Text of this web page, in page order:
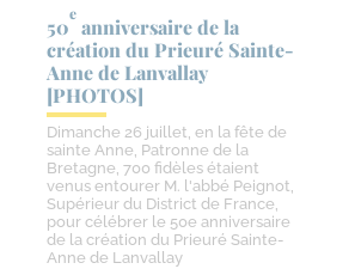
50
e
anniversaire de la
création du Prieuré Sainte-​
Anne de Lanvallay
[PHOTOS]
Dimanche 26 juillet, en la fête de
sainte Anne, Patronne de la
Bretagne, 700 fidèles étaient
venus entourer M. l'abbé Peignot,
Supérieur du District de France,
pour célébrer le 50e anniversaire
de la création du Prieuré Sainte-
Anne de Lanvallay